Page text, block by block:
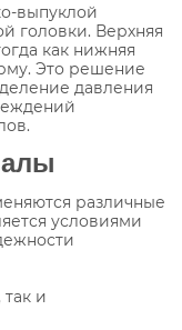
выпуклой
головки. Верхняя
как нижняя
Это решение
давления
различные
условиями
и